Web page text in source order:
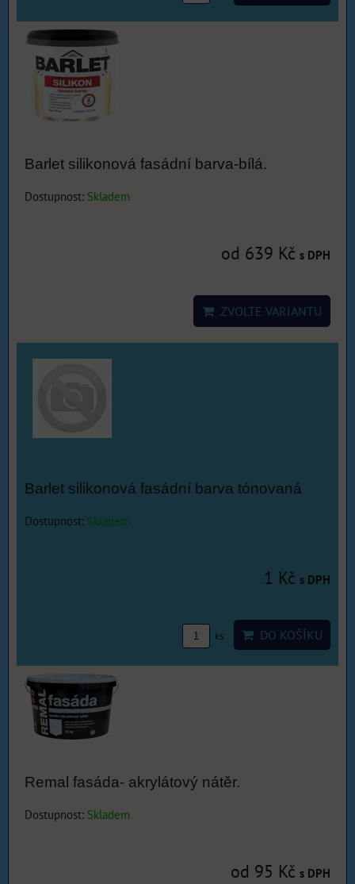
Barlet silikonová fasádní barva-bílá.
Dostupnost: Skladem
od 639 Kč s DPH
ZVOLTE VARIANTU
Barlet silikonová fasádní barva tónovaná
Dostupnost: Skladem
1 Kč s DPH
ks DO KOŠÍKU
Remal fasáda- akrylátový nátěr.
Dostupnost: Skladem
od 95 Kč s DPH